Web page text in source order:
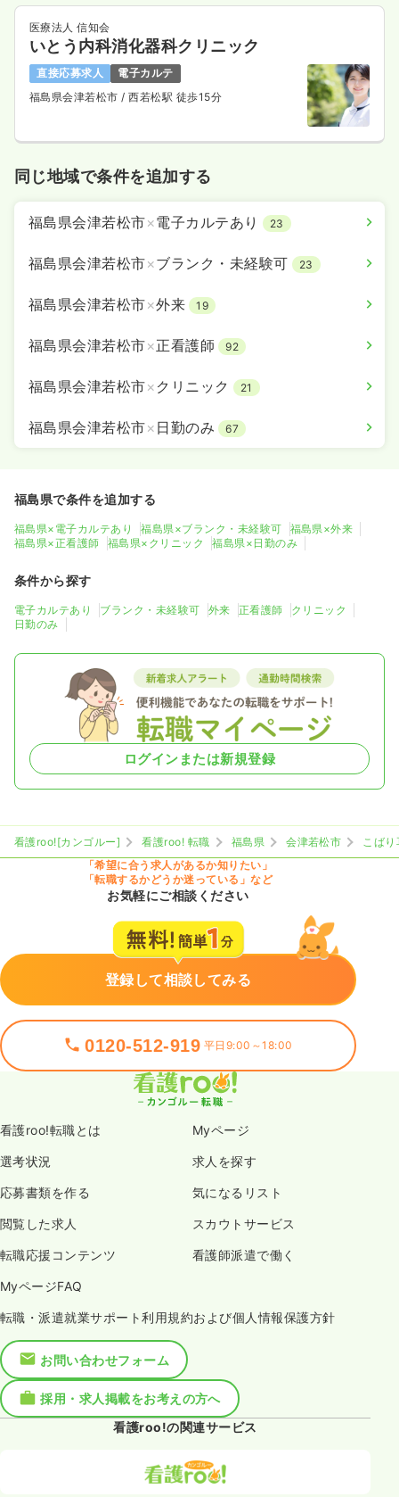
医療法人 信知会
いとう内科消化器科クリニック
直接応募求人
電子カルテ
福島県会津若松市 / 西若松駅 徒歩15分
同じ地域で条件を追加する
福島県会津若松市×電子カルテあり 23
福島県会津若松市×ブランク・未経験可 23
福島県会津若松市×外来 19
福島県会津若松市×正看護師 92
福島県会津若松市× クリニック 21
福島県会津若松市× 日勤のみ 67
福島県で条件を追加する
福島県×電子カルテあり 福島県×ブランク・未経験可
福島県×外来
福島県×正看護師
福島県×クリニック 福島県×日勤のみ
条件から探す
電子カルテあり ブランク・未経験可 外来 正看護師
クリニック
日勤のみ
ログインまたは新規登録
看護roo![カンゴルー] 看護roo! 転職 福島県 会津若松市
こば
「希望に合う求人があるか知りたい」
「転職するかどうか迷っている」など
お気軽にご相談ください
登録して相談してみる
0120-512-919 平日9:00～18:00
看護roo!転職とは Myページ
選考状況 求人を探す
応募書類を作る 気になるリスト
閲覧した求人 スカウトサービス
転職応援コンテンツ 看護師派遣で働く
MyページFAQ
転職・派遣就業サポート利用規約および個人情報保護方針
お問い合わせフォーム
採用・求人掲載をお考えの方へ
看護roo!の関連サービス